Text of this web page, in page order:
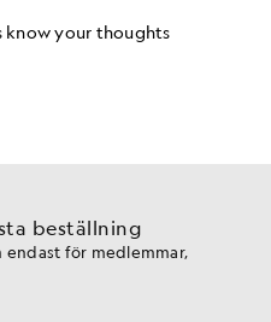
beställning
för medlemmar,